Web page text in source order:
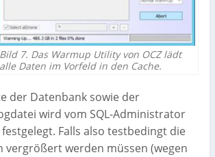
Bild 7. Das Warmup Utility von OCZ lädt
alle Daten im Vorfeld in den Cache.
der Datenbank sowie der
wird vom SQL-Administrator
Falls also testbedingt die
vergrößert werden müssen (wegen